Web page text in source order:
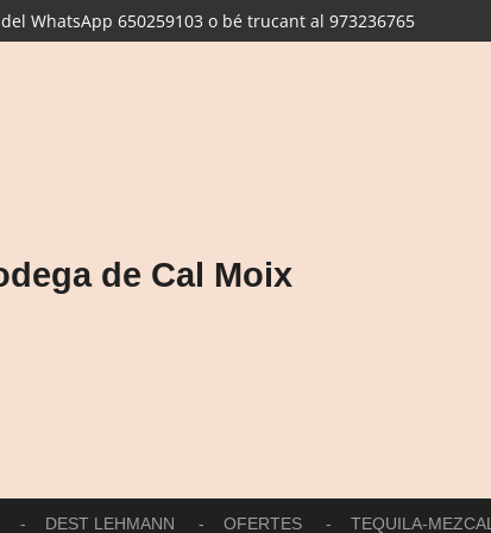
WhatsApp 650259103 o bé trucant al 973236765
de Cal Moix
DEST LEHMANN OFERTES TEQUILA-MEZCAL